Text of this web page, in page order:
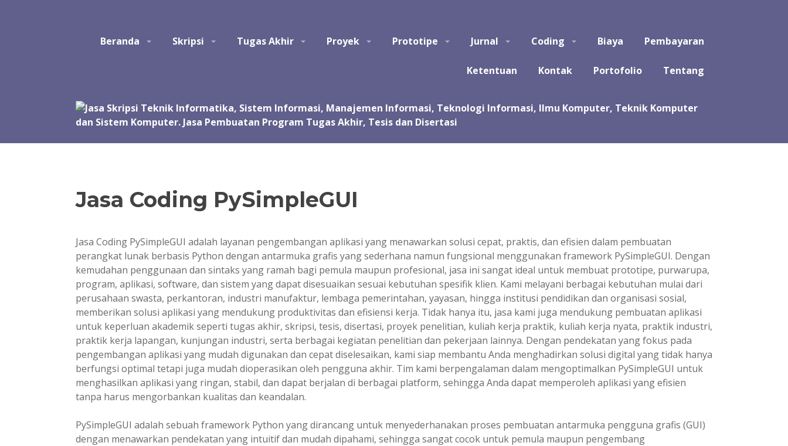
Perangkat Lunak. Jasa bantuan, bimbingan, konsultasi, kursus, les privat dalam pembuatan tugas akhir dan skripsi. Jasa koding program untuk tugas kuliah, kerja praktek, tugas
Beranda Skripsi Tugas Akhir Proyek Prototipe Jurnal Coding Biaya Pembayaran
Ketentuan Kontak Portofolio Tentang
Jasa Coding PySimpleGUI
Jasa Coding PySimpleGUI adalah layanan pengembangan aplikasi yang menawarkan solusi cepat, praktis, dan efisien dalam pembuatan
perangkat lunak berbasis Python dengan antarmuka grafis yang sederhana namun fungsional menggunakan framework PySimpleGUI. Dengan
kemudahan penggunaan dan sintaks yang ramah bagi pemula maupun profesional, jasa ini sangat ideal untuk membuat prototipe, purwarupa,
program, aplikasi, software, dan sistem yang dapat disesuaikan sesuai kebutuhan spesifik klien. Kami melayani berbagai kebutuhan mulai dari
perusahaan swasta, perkantoran, industri manufaktur, lembaga pemerintahan, yayasan, hingga institusi pendidikan dan organisasi sosial,
memberikan solusi aplikasi yang mendukung produktivitas dan efisiensi kerja. Tidak hanya itu, jasa kami juga mendukung pembuatan aplikasi
untuk keperluan akademik seperti tugas akhir, skripsi, tesis, disertasi, proyek penelitian, kuliah kerja praktik, kuliah kerja nyata, praktik industri,
praktik kerja lapangan, kunjungan industri, serta berbagai kegiatan penelitian dan pekerjaan lainnya. Dengan pendekatan yang fokus pada
pengembangan aplikasi yang mudah digunakan dan cepat diselesaikan, kami siap membantu Anda menghadirkan solusi digital yang tidak hanya
berfungsi optimal tetapi juga mudah dioperasikan oleh pengguna akhir. Tim kami berpengalaman dalam mengoptimalkan PySimpleGUI untuk
menghasilkan aplikasi yang ringan, stabil, dan dapat berjalan di berbagai platform, sehingga Anda dapat memperoleh aplikasi yang efisien
tanpa harus mengorbankan kualitas dan keandalan.
PySimpleGUI adalah sebuah framework Python yang dirancang untuk menyederhanakan proses pembuatan antarmuka pengguna grafis (GUI)
dengan menawarkan pendekatan yang intuitif dan mudah dipahami, sehingga sangat cocok untuk pemula maupun pengembang